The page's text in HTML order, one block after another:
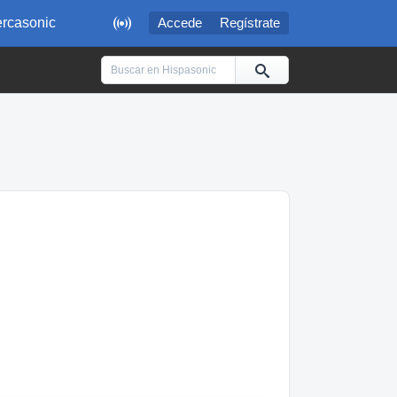
 Accede Regístrate